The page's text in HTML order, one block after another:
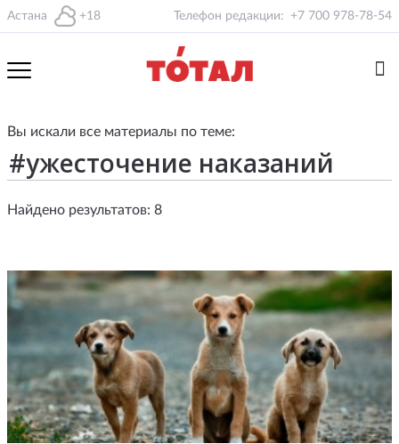
Астана +18 Телефон редакции: +7 700 978-78-54
Вы искали все материалы по теме:
Найдено результатов: 8